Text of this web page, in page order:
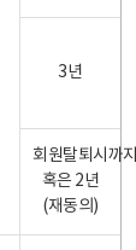
3년
회원탈퇴시까
혹은 2년
(재동의)